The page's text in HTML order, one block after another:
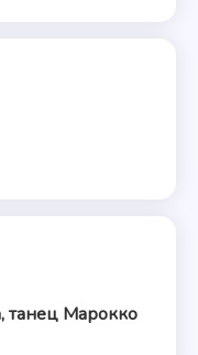
танец Марокко